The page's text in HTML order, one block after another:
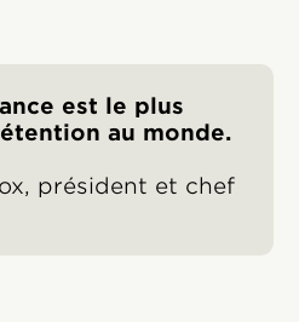
est le plus
au monde.
président et chef